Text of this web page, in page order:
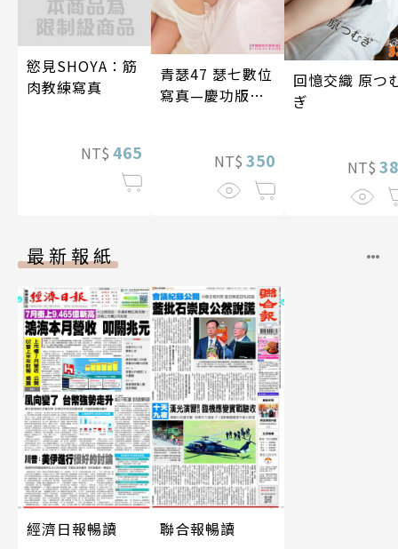
慾見SHOYA：筋
肉教練寫真
NT$ 465
青瑟47 瑟七數位
寫真—慶功版
NT$ 350
回憶交織 原つ
ぎ
NT$
最新報紙
經濟日報暢讀 聯合報暢讀